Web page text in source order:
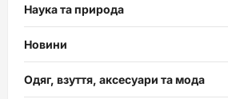
Наука та природа
Новини
Одяг, взуття, аксесуари та мода